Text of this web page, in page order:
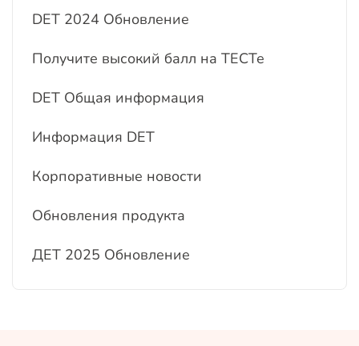
DET 2024 Обновление
Получите высокий балл на ТЕСТе
DET Общая информация
Информация DET
Корпоративные новости
Обновления продукта
ДЕТ 2025 Обновление